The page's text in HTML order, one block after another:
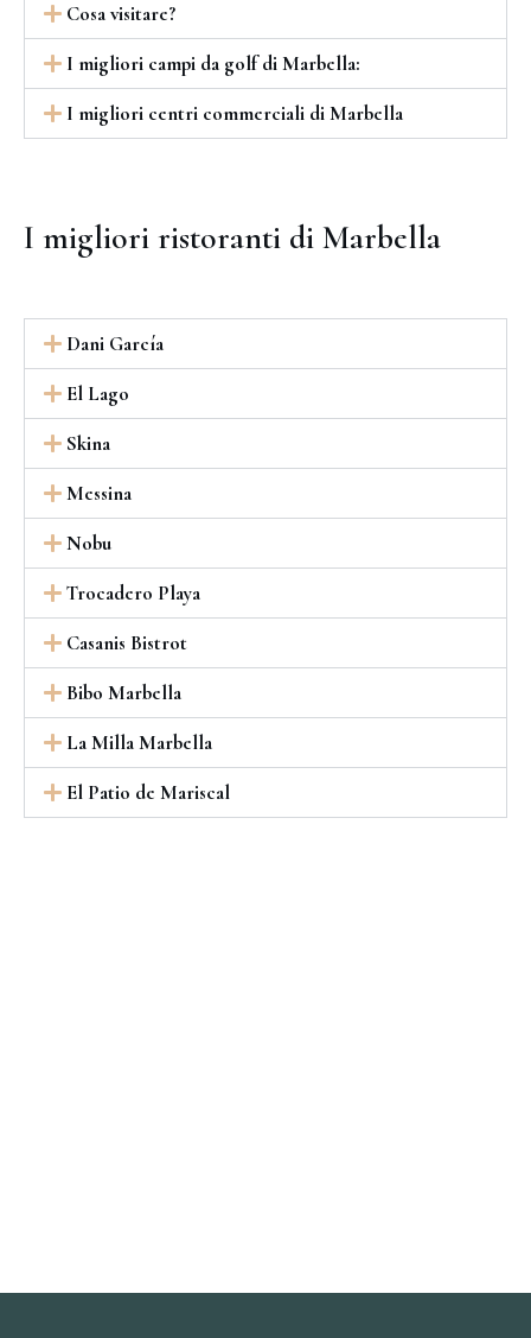
Cosa visitare?
I migliori campi da golf di Marbella:
I migliori centri commerciali di Marbella
I migliori ristoranti di Marbella
Dani García
El Lago
Skina
Messina
Nobu
Trocadero Playa
Casanis Bistrot
Bibo Marbella
La Milla Marbella
El Patio de Mariscal